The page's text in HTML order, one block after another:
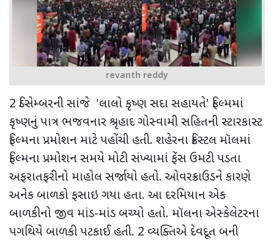
revanth reddy
2 ડિસેમ્બરનીસાંજે 'લાલો કૃષ્ણ સદા સહાયતે' ફિલ્મમાં
કૃષ્ણનું પાત્ર ભજવનાર શ્રૃહાદ ગોસ્વામી સહિતની સ્ટારકાસ્ટ
ફિલ્મના પ્રમોશન માટે પહોંચી હતી. શહેરના ક્રિસ્ટલ મૉલમાં
ફિલ્મના પ્રમોશન સમયે મોટી સંખ્યામાં ફેંસ ઉમટી પડતા
અફરાતફરીનો માહોલ સર્જાયો હતો. ઓવરક્રાઉડને કારણે
અનેક બાળકો ફસાઇ ગયા હતા. આ દરમિયાન એક
બાળકીનો જીવ માંડ-માંડ બચ્યો હતો. મૉલના એસ્કેલેટરના
પગથિયે બાળકી પટકાઈ હતી. 2 વ્યક્તિએ દેવદૂત બની